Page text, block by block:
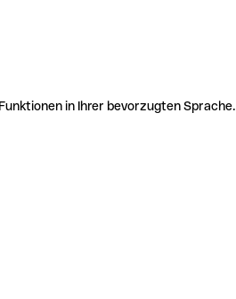
in Ihrer bevorzugten Sprache.